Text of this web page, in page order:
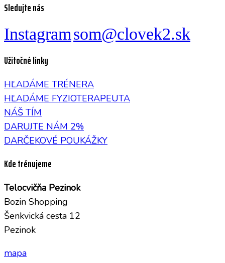
Sledujte nás
Instagramsom@clovek2.sk
Užitočné linky
HĽADÁME TRÉNERA
HĽADÁME FYZIOTERAPEUTA
NÁŠ TÍM
DARUJTE NÁM 2%
DARČEKOVÉ POUKÁŽKY
Kde trénujeme
Telocvičňa Pezinok
Bozin Shopping
Šenkvická cesta 12
Pezinok
mapa